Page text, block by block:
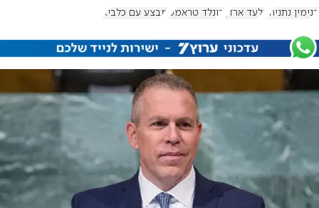
בנימין נתניהו גלעד ארדן דונלד טראמפ מבצע עם כלביא